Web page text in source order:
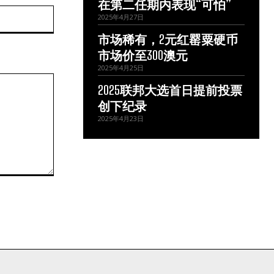
在第二任期内表现“可怕”
2025年4月27日
市场稀有，2元红罂粟硬币
市场价至300澳元
2025年4月25日
2025联邦大选首日提前投票
创下纪录
2025年4月23日